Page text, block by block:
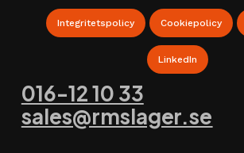
Webbshop för
Integritetspolicy Cookiepolicy
LinkedIn
016-12 10 33
sales@rmslager.se